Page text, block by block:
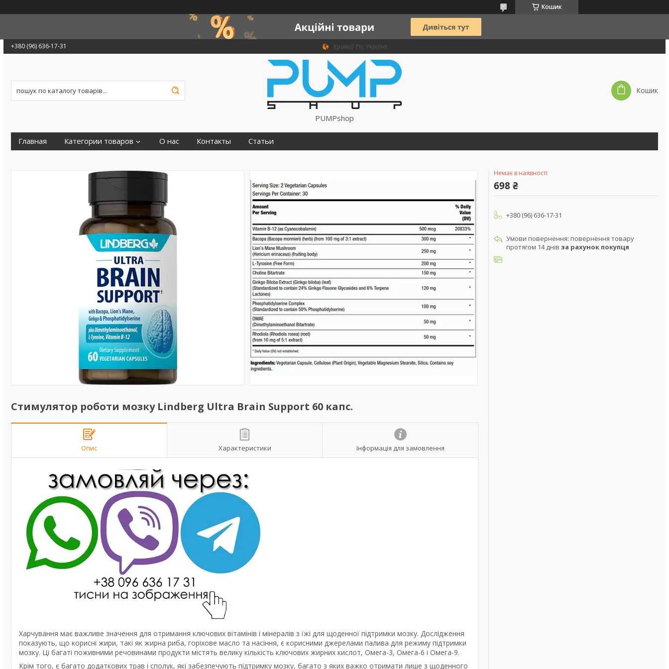
Кошик
+380 (96) 636-17-31 Кривий Ріг, Україна
PUMPshop
Кошик
Главная Категории товаров О нас Контакты Статьи
Стимулятор роботи мозку Lindberg Ultra Brain Support 60 капс.
Опис Характеристики Інформація для замовлення
Харчування має важливе значення для отримання ключових вітамінів і мінералів з їжі для щоденної підтримки мозку. Дослідження
показують, що корисні жири, такі як жирна риба, горіхове масло та насіння, є корисними джерелами палива для режиму підтримки
мозку. Ці багаті поживними речовинами продукти містять велику кількість ключових жирних кислот, Омега-3, Омега-6 і Омега-9.
Крім того, є багато додаткових трав і сполук, які забезпечують підтримку мозку, багато з яких важко отримати лише з щоденного
Немає в наявності
698 ₴
+380 (96) 636-17-31
повернення товару
протягом 14 днів за рахунок покупця